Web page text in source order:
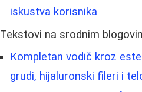
iskustva korisnika
Tekstovi na srodnim
Kompletan vodič kroz
grudi, hijaluronski fileri i